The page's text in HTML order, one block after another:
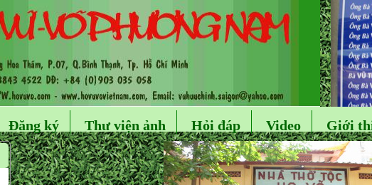
Đăng ký Thư viện ảnh Hỏi đáp Video Giới